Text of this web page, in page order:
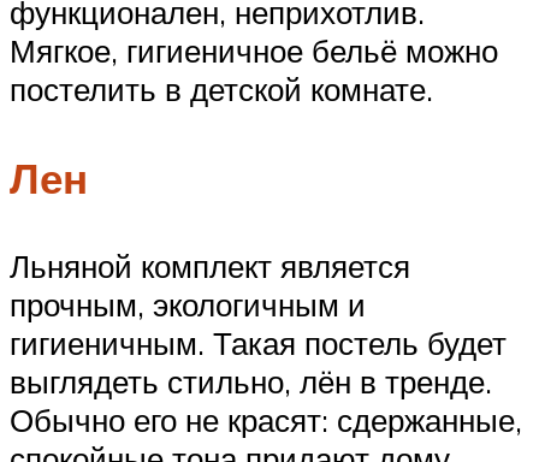
функционален, неприхотлив.
Мягкое, гигиеничное бельё можно
постелить в детской комнате.
Лен
Льняной комплект является
прочным, экологичным и
гигиеничным. Такая постель будет
выглядеть стильно, лён в тренде.
Обычно его не красят: сдержанные,